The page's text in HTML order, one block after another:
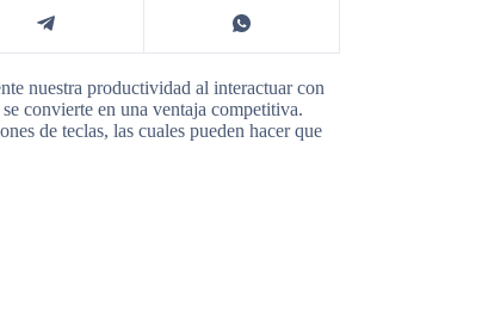
nuestra productividad al interactuar con
convierte en una ventaja competitiva.
de teclas, las cuales pueden hacer que